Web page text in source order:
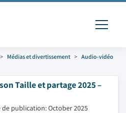
Médias et divertissement
Audio-vidéo
Taille et partage 2025 –
de publication: October 2025